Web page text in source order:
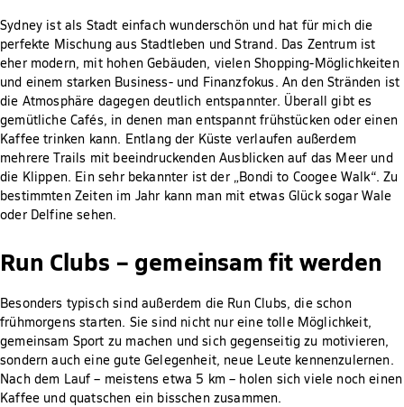
Sydney ist als Stadt einfach wunderschön und hat für mich die
perfekte Mischung aus Stadtleben und Strand. Das Zentrum ist
eher modern, mit hohen Gebäuden, vielen Shopping-Möglichkeiten
und einem starken Business- und Finanzfokus. An den Stränden ist
die Atmosphäre dagegen deutlich entspannter. Überall gibt es
gemütliche Cafés, in denen man entspannt frühstücken oder einen
Kaffee trinken kann. Entlang der Küste verlaufen außerdem
mehrere Trails mit beeindruckenden Ausblicken auf das Meer und
die Klippen. Ein sehr bekannter ist der „Bondi to Coogee Walk“. Zu
bestimmten Zeiten im Jahr kann man mit etwas Glück sogar Wale
oder Delfine sehen.
Run Clubs – gemeinsam fit werden
Besonders typisch sind außerdem die Run Clubs, die schon
frühmorgens starten. Sie sind nicht nur eine tolle Möglichkeit,
gemeinsam Sport zu machen und sich gegenseitig zu motivieren,
sondern auch eine gute Gelegenheit, neue Leute kennenzulernen.
Nach dem Lauf – meistens etwa 5 km – holen sich viele noch einen
Kaffee und quatschen ein bisschen zusammen.